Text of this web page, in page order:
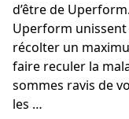
d’être de
Uperform
récolter un
faire reculer la
sommes ravis de
les …